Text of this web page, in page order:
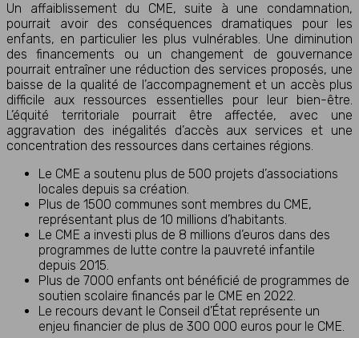
Un affaiblissement du CME, suite à une condamnation,
pourrait avoir des conséquences dramatiques pour les
enfants, en particulier les plus vulnérables. Une diminution
des financements ou un changement de gouvernance
pourrait entraîner une réduction des services proposés, une
baisse de la qualité de l’accompagnement et un accès plus
difficile aux ressources essentielles pour leur bien-être.
L’équité territoriale pourrait être affectée, avec une
aggravation des inégalités d’accès aux services et une
concentration des ressources dans certaines régions.
Le CME a soutenu plus de 500 projets d’associations
locales depuis sa création.
Plus de 1500 communes sont membres du CME,
représentant plus de 10 millions d’habitants.
Le CME a investi plus de 8 millions d’euros dans des
programmes de lutte contre la pauvreté infantile
depuis 2015.
Plus de 7000 enfants ont bénéficié de programmes de
soutien scolaire financés par le CME en 2022.
Le recours devant le Conseil d’État représente un
enjeu financier de plus de 300 000 euros pour le CME.